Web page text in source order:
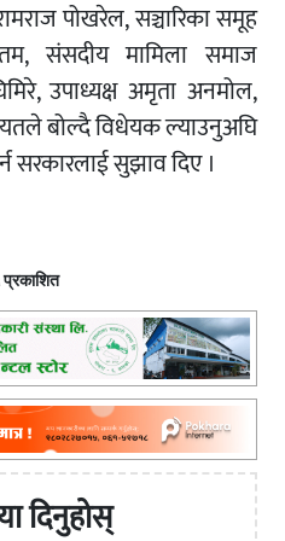
पोखरेल, सञ्चारिका समूह
संसदीय मामिला समाज
उपाध्यक्ष अमृता अनमोल,
बोल्दै विधेयक ल्याउनुअघि
सुझाव दिए ।
दिनुहोस्